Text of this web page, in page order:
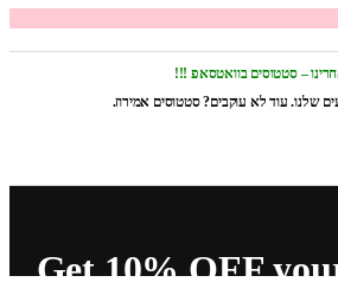
– סטטוסים בוואטסאפ !!!
שלנו. עוד לא עוקבים? סטטוסים אמירוז.
Get 10% OFF